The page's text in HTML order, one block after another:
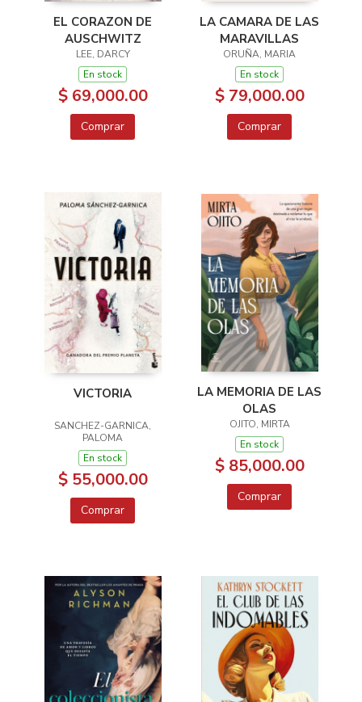
EL CORAZON DE
AUSCHWITZ
LEE, DARCY
En stock
$ 69,000.00
Comprar
LA CAMARA DE LAS
MARAVILLAS
ORUÑA, MARIA
En stock
$ 79,000.00
Comprar
VICTORIA
SANCHEZ-GARNICA,
PALOMA
En stock
$ 55,000.00
Comprar
LA MEMORIA DE LAS
OLAS
OJITO, MIRTA
En stock
$ 85,000.00
Comprar